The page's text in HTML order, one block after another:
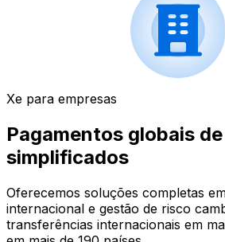
Xe para empresas
Pagamentos globais
simplificados
Oferecemos soluções completas
internacional e gestão de risco
transferências internacionais em